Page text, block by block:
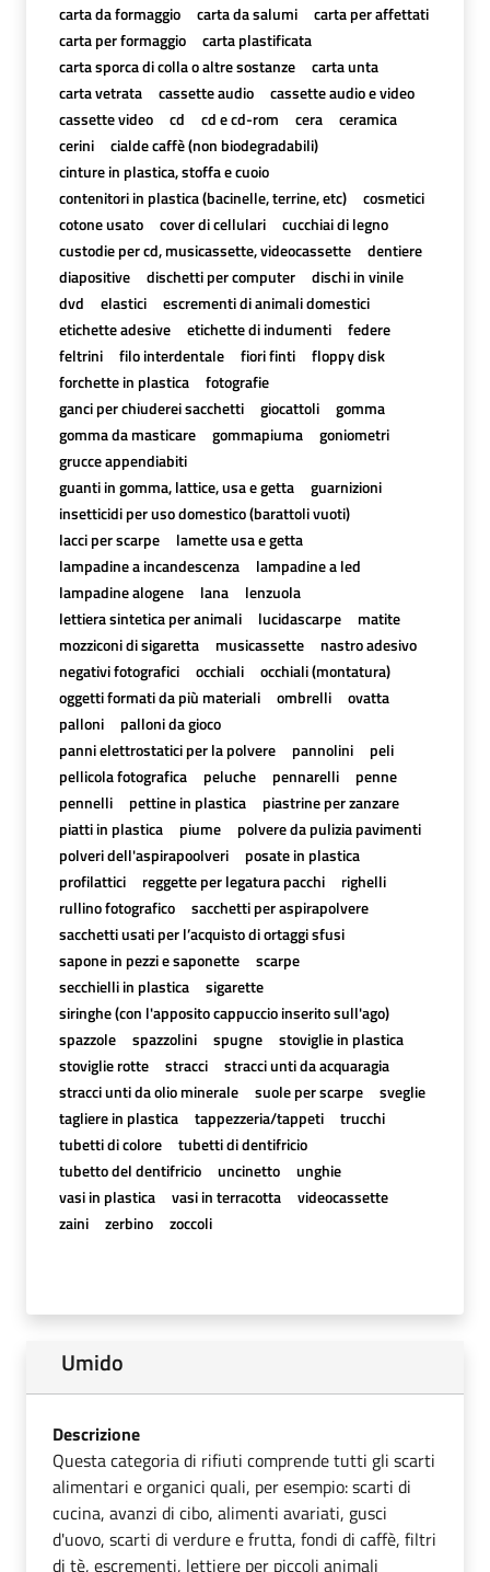
carta da formaggio
carta da salumi
carta per affettati
carta per formaggio
carta plastificata
carta sporca di colla o altre sostanze
carta unta
carta vetrata
cassette audio
cassette audio e video
cassette video
cd cd e cd-rom cera
ceramica
cerini
cialde caffè (non biodegradabili)
cinture in plastica, stoffa e cuoio
contenitori in plastica (bacinelle, terrine, etc)
cosmetici
cotone usato
cover di cellulari
cucchiai di legno
custodie per cd, musicassette, videocassette
dentiere
diapositive
dischetti per computer
dischi in vinile
dvd
elastici
escrementi di animali domestici
etichette adesive
etichette di indumenti
federe
feltrini
filo interdentale fiori finti
floppy disk
forchette in plastica
fotografie
ganci per chiuderei sacchetti
giocattoli
gomma
gomma da masticare
gommapiuma
goniometri
grucce appendiabiti
guanti in gomma, lattice, usa e getta
guarnizioni
insetticidi per uso domestico (barattoli vuoti)
lacci per scarpe
lamette usa e getta
lampadine a incandescenza
lampadine a led
lampadine alogene
lana
lenzuola
lettiera sintetica per animali
lucidascarpe
matite
mozziconi di sigaretta
musicassette
nastro adesivo
negativi fotografici
occhiali
occhiali (montatura)
oggetti formati da più materiali
ombrelli
ovatta
palloni
palloni da gioco
panni elettrostatici per la polvere
pannolini
peli
pellicola fotografica
peluche pennarelli
penne
pennelli
pettine in plastica
piastrine per zanzare
piatti in plastica
piume
polvere da pulizia pavimenti
polveri dell'aspirapoolveri
posate in plastica
profilattici
reggette per legatura pacchi
righelli
rullino fotografico
sacchetti per aspirapolvere
sacchetti usati per l’acquisto di ortaggi sfusi
sapone in pezzi e saponette
scarpe
secchielli in plastica
sigarette
siringhe (con l'apposito cappuccio inserito sull'ago)
spazzole
spazzolini spugne
stoviglie in plastica
stoviglie rotte
stracci
stracci unti da acquaragia
stracci unti da olio minerale
suole per scarpe
sveglie
tagliere in plastica
tappezzeria/tappeti
trucchi
tubetti di colore
tubetti di dentifricio
tubetto del dentifricio
uncinetto
unghie
vasi in plastica
vasi in terracotta
videocassette
zaini
zerbino zoccoli
Umido
Descrizione
Questa categoria di rifiuti comprende tutti gli scarti
alimentari e organici quali, per esempio: scarti di
cucina, avanzi di cibo, alimenti avariati, gusci
d'uovo, scarti di verdure e frutta, fondi di caffè, filtri
di tè, escrementi, lettiere per piccoli animali